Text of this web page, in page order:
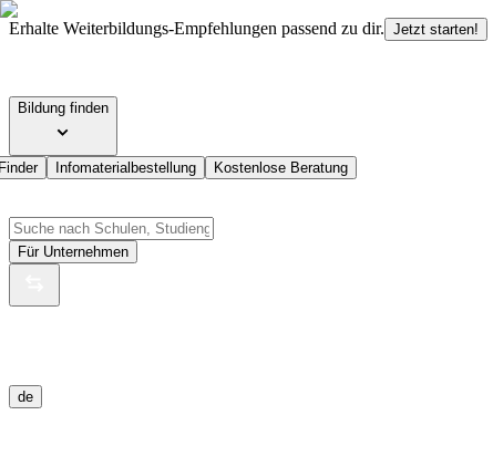
Erhalte Weiterbildungs-Empfehlungen passend zu dir. Jetzt starten!
Bildung finden
Infomaterialbestellung Kostenlose Beratung
Für Unternehmen
de